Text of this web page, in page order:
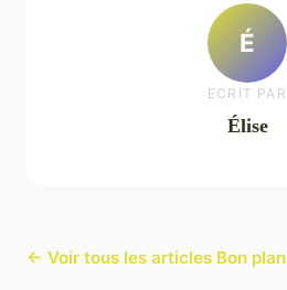
É
ECRIT PAR
Élise
← Voir tous les articles Bon plan